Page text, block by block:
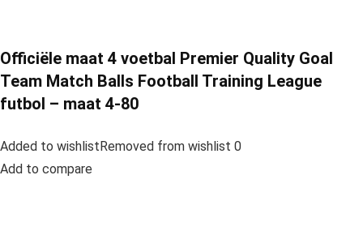
Officiële maat 4 voetbal Premier Quality Goal
Team Match Balls Football Training League
futbol – maat 4-80
Added to wishlistRemoved from wishlist 0
Add to compare